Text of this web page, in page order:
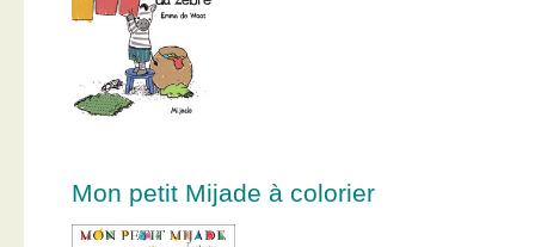
Mon petit Mijade à colorier